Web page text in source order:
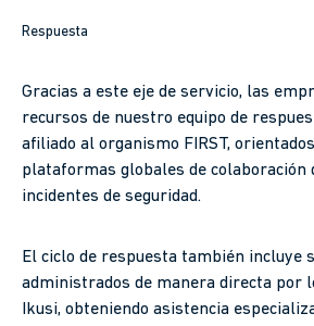
Respuesta
Gracias a este eje de servicio, las
recursos de nuestro equipo de
afiliado al organismo FIRST,
plataformas globales de colaboración
incidentes de seguridad.
El ciclo de respuesta también incluye
administrados de manera directa por
Ikusi, obteniendo asistencia